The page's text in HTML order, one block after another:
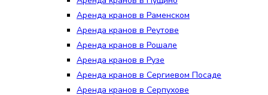
Аренда кранов в Раменском
Аренда кранов в Реутове
Аренда кранов в Рошале
Аренда кранов в Рузе
Аренда кранов в Сергиевом Посаде
Аренда кранов в Серпухове